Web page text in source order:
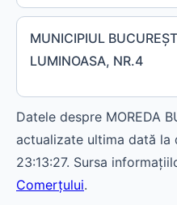
MUNICIPIUL
LUMINOASA, NR.4
Datele despre MOREDA
actualizate ultima dată
23:13:27. Sursa
Comerțului.